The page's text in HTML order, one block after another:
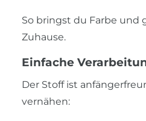
So bringst du Farbe und
Zuhause.
Einfache
Der Stoff ist
vernähen: